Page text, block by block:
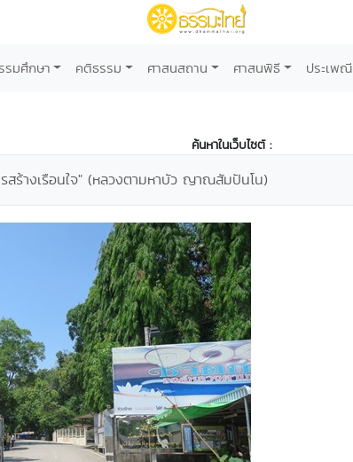
รมศึกษา คติธรรม ศาสนสถาน ศาสนพิธี ประเพณี
ค้นหาในเว็บไซต์ :
สร้างเรือนใจ" (หลวงตามหาบัว ญาณสัมปันโน)